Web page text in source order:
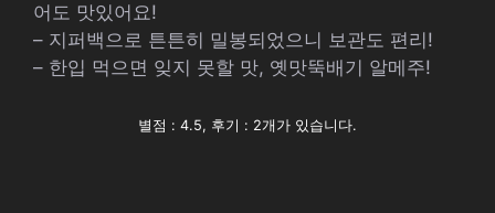
어도 맛있어요!
– 지퍼백으로 튼튼히 밀봉되었으니 보관도 편리!
– 한입 먹으면 잊지 못할 맛, 옛맛뚝배기 알메주!
별점 : 4.5, 후기 : 2개가 있습니다.